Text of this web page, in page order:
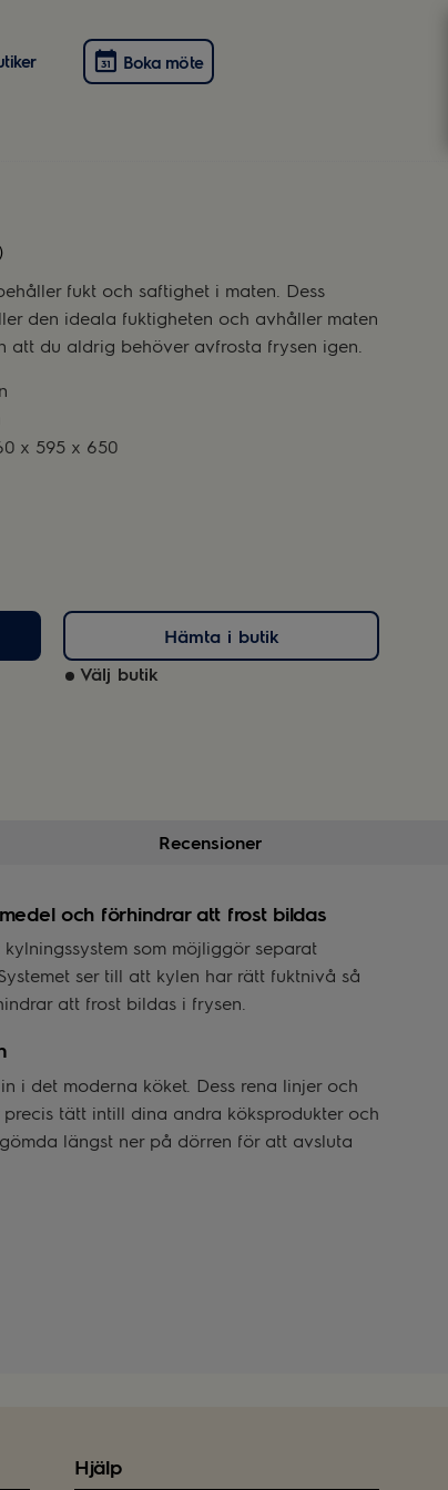
Boka möte
fukt och saftighet i maten. Dess
den ideala fuktigheten och avhåller maten
att du aldrig behöver avfrosta frysen igen.
x 595 x 650
Hämta i butik
Välj butik
Recensioner
och förhindrar att frost bildas
som möjliggör separat
ser till att kylen har rätt fuktnivå så
att frost bildas i frysen.
i det moderna köket. Dess rena linjer och
tätt intill dina andra köksprodukter och
längst ner på dörren för att avsluta
Hjälp